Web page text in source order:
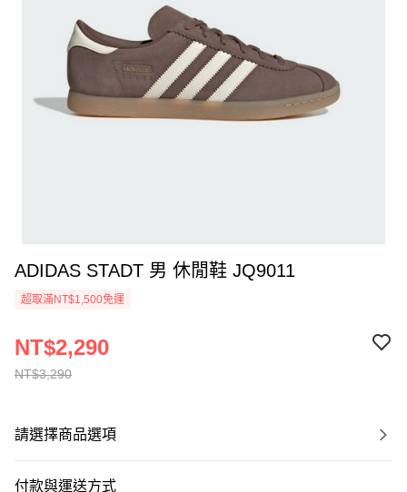
ADIDAS STADT 男 休閒鞋 JQ9011
超取滿NT$1,500免運
NT$3,290
NT$2,290
請選擇商品選項
付款與運送方式